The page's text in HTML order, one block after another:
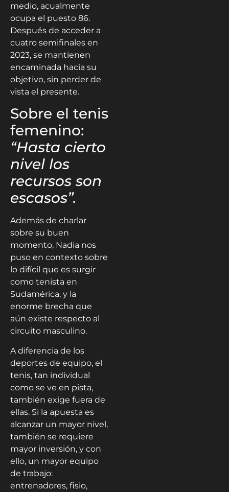
medio, acualmente
ocupa el puesto 86.
Después de acceder a
cuatro semifinales en
2023, se mantienen
encaminada hacia su
objetivo, sin perder de
vista el presente.
Sobre el tenis
femenino:
“Hasta cierto
nivel los
recursos son
escasos”.
Además de charlar
sobre su buen
momento, Nadia nos
puso en contexto sobre
lo difícil que es surgir
como tenista en
Sudamérica, y la
enorme brecha que
aún existe respecto al
circuito masculino.
A diferencia de los
deportes de equipo, el
tenis, tan individual
como se ve en pista,
también exige fuera de
ellas. Si la apuesta es
alcanzar un mayor nivel,
también se requiere
mayor inversión, y con
ello, un mayor equipo
de trabajo:
entrenadores, fisio,